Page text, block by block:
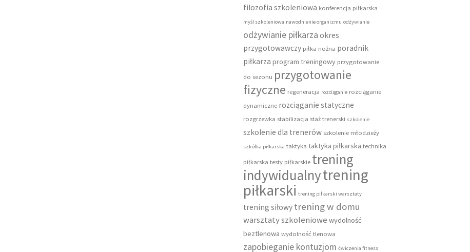
filozofia szkoleniowa konferencja piłkarska
myśl szkoleniowa nawodnienie organizmu odżywianie
odżywianie piłkarza okres
przygotowawczy piłka nożna poradnik
piłkarza program treningowy przygotowanie
do sezonu przygotowanie
fizyczne regeneracja rozciąganie rozciąganie
dynamiczne rozciąganie statyczne
rozgrzewka stabilizacja staż trenerski szkolenie
szkolenie dla trenerów szkolenie młodzieży
szkółka piłkarska taktyka taktyka piłkarska technika
piłkarska testy piłkarskie trening
indywidualnytrening
piłkarski trening piłkarski warsztaty
trening siłowy trening w domu
warsztaty szkoleniowe wydolność
beztlenowa wydolność tlenowa
zapobieganie kontuzjom ćwiczenia fitness